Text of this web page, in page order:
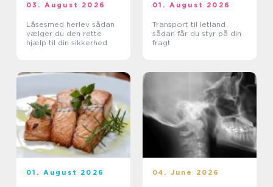
03. August 2026
Låsesmed herlev sådan
vælger du den rette
hjælp til din sikkerhed
01. August 2026
Transport til letland
sådan får du styr på din
fragt
01. August 2026 04. June 2026